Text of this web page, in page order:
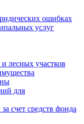
ошибках
услуг
лесных участков
для
счет средств фонда